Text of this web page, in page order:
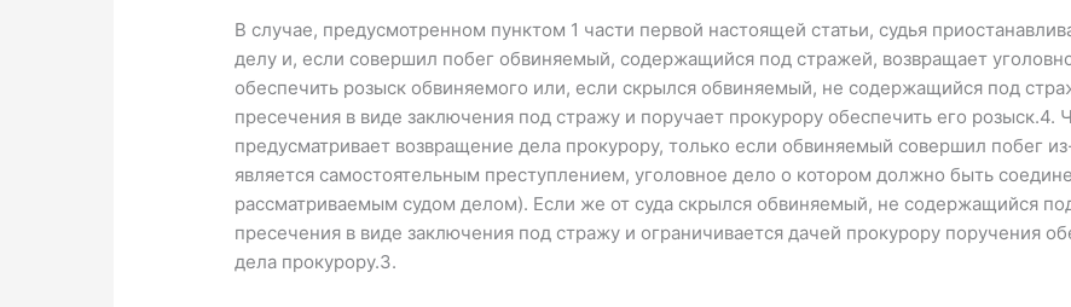
В случае, предусмотренном пунктом 1 части первой настоящей статьи, судья
делу и, если совершил побег обвиняемый, содержащийся под стражей, возвращает
обеспечить розыск обвиняемого или, если скрылся обвиняемый, не содержащийся под
пресечения в виде заключения под стражу и поручает прокурору обеспечить его розыск.4.
предусматривает возвращение дела прокурору, только если обвиняемый совершил побег
является самостоятельным преступлением, уголовное дело о котором должно быть
рассматриваемым судом делом). Если же от суда скрылся обвиняемый, не содержащийся
пресечения в виде заключения под стражу и ограничивается дачей прокурору поручения
дела прокурору.3.